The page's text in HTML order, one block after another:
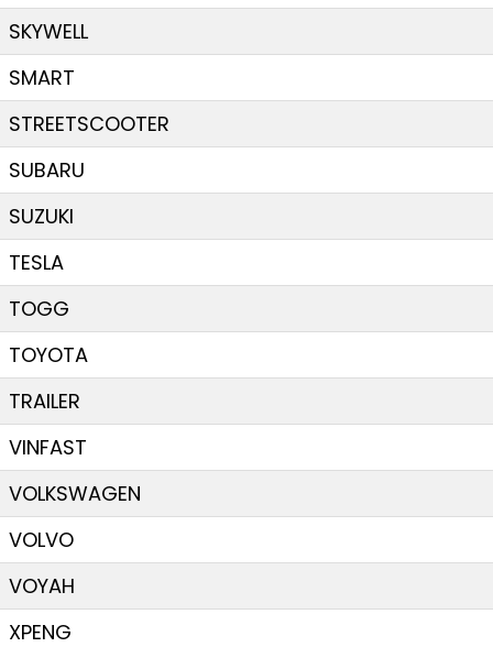
SKYWELL
SMART
STREETSCOOTER
SUBARU
SUZUKI
TESLA
TOGG
TOYOTA
TRAILER
VINFAST
VOLKSWAGEN
VOLVO
VOYAH
XPENG